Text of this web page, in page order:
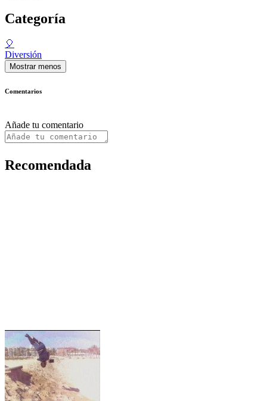
Categoría
🎈
Diversión
Mostrar menos
Comentarios
Añade tu comentario
Recomendada